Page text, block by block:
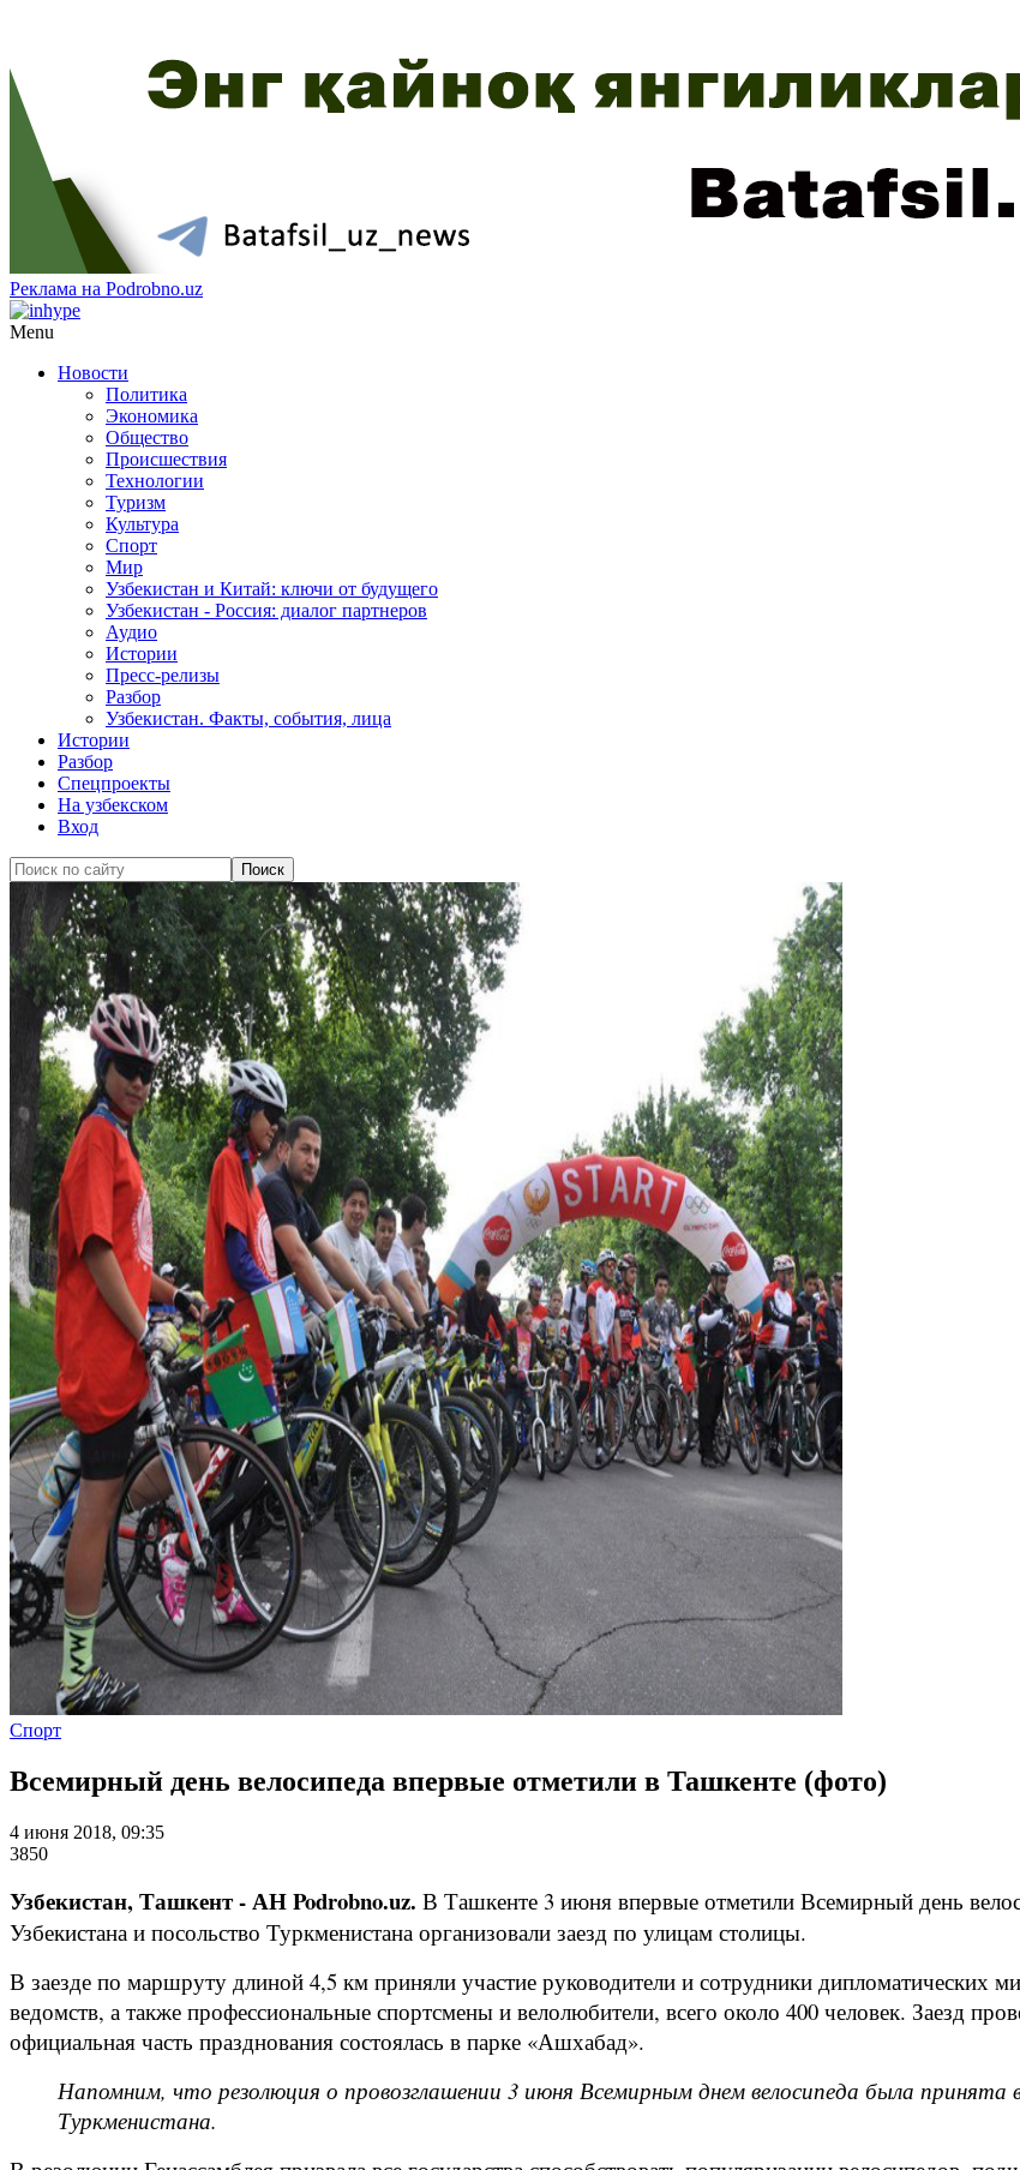
Реклама на Podrobno.uz
Menu
Новости
Политика
Экономика
Общество
Происшествия
Технологии
Туризм
Культура
Спорт
Мир
Узбекистан и Китай: ключи от будущего
Узбекистан - Россия: диалог партнеров
Аудио
Истории
Пресс-релизы
Разбор
Узбекистан. Факты, события, лица
Истории
Разбор
Спецпроекты
На узбекском
Вход
Спорт
Всемирный день велосипеда впервые отметили в Ташкенте (фото)
4 июня 2018, 09:35
3850
Узбекистан, Ташкент - АН Podrobno.uz. В Ташкенте 3 июня впервые отметили Всемирный день
Узбекистана и посольство Туркменистана организовали заезд по улицам столицы.
В заезде по маршруту длиной 4,5 км приняли участие руководители и сотрудники дипломатических
ведомств, а также профессиональные спортсмены и велолюбители, всего около 400 человек. Заезд
официальная часть празднования состоялась в парке «Ашхабад».
Напомним, что резолюция о провозглашении 3 июня Всемирным днем велосипеда была
Туркменистана.